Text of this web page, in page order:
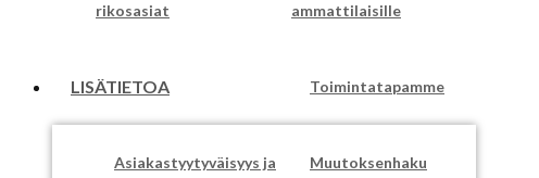
ammattilaisille
rikosasiat
Toimintatapamme
LISÄTIETOA
Asiakastyytyväisyys ja Muutoksenhaku